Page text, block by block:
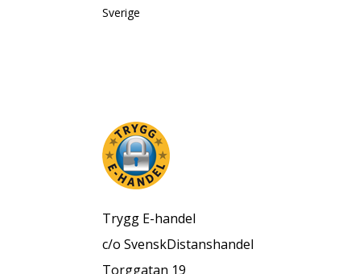
Sverige
Trygg E-handel
c/o SvenskDistanshandel
Torggatan 19